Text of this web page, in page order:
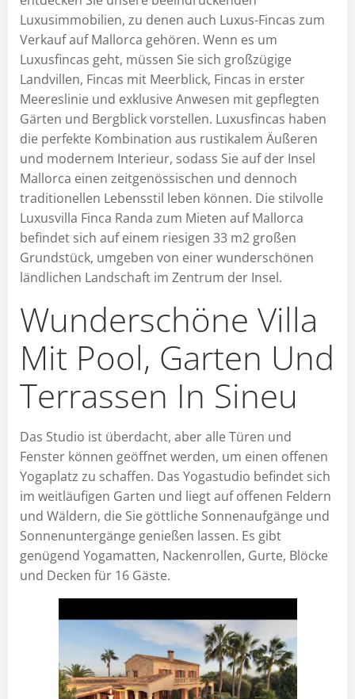
Luxusimmobilien, zu denen auch Luxus-Fincas zum
Verkauf auf Mallorca gehören. Wenn es um
Luxusfincas geht, müssen Sie sich großzügige
Landvillen, Fincas mit Meerblick, Fincas in erster
Meereslinie und exklusive Anwesen mit gepflegten
Gärten und Bergblick vorstellen. Luxusfincas haben
die perfekte Kombination aus rustikalem Äußeren
und modernem Interieur, sodass Sie auf der Insel
Mallorca einen zeitgenössischen und dennoch
traditionellen Lebensstil leben können. Die stilvolle
Luxusvilla Finca Randa zum Mieten auf Mallorca
befindet sich auf einem riesigen 33 m2 großen
Grundstück, umgeben von einer wunderschönen
ländlichen Landschaft im Zentrum der Insel.
Wunderschöne Villa
Mit Pool, Garten Und
Terrassen In Sineu
Das Studio ist überdacht, aber alle Türen und
Fenster können geöffnet werden, um einen offenen
Yogaplatz zu schaffen. Das Yogastudio befindet sich
im weitläufigen Garten und liegt auf offenen Feldern
und Wäldern, die Sie göttliche Sonnenaufgänge und
Sonnenuntergänge genießen lassen. Es gibt
genügend Yogamatten, Nackenrollen, Gurte, Blöcke
und Decken für 16 Gäste.